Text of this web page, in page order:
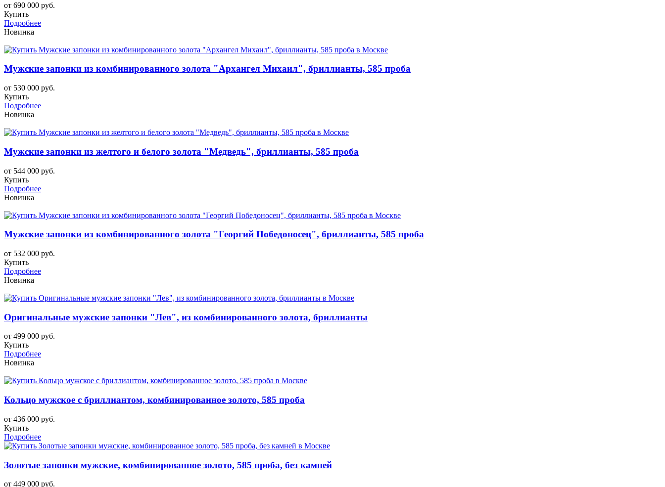
от 690 000 руб.
Купить
Подробнее
Новинка
Мужские запонки из комбинированного золота "Архангел Михаил", бриллианты, 585 проба
от 530 000 руб.
Купить
Подробнее
Новинка
Мужские запонки из желтого и белого золота "Медведь", бриллианты, 585 проба
от 544 000 руб.
Купить
Подробнее
Новинка
Мужские запонки из комбинированного золота "Георгий Победоносец", бриллианты, 585 проба
от 532 000 руб.
Купить
Подробнее
Новинка
Оригинальные мужские запонки "Лев", из комбинированного золота, бриллианты
от 499 000 руб.
Купить
Подробнее
Новинка
Кольцо мужское с бриллиантом, комбинированное золото, 585 проба
от 436 000 руб.
Купить
Подробнее
Золотые запонки мужские, комбинированное золото, 585 проба, без камней
от 449 000 руб.